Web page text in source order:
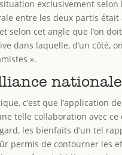
exclusivement
entre les deux partis
selon cet angle que l’on
dans laquelle, d’un côté,
».
nationale
c’est que
telle collaboration avec
les bienfaits d’un tel
permis de contourner les